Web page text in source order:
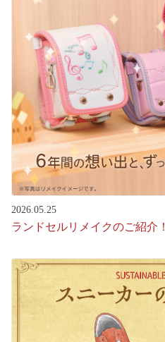
2026.05.25
ランドセルリメイクのご紹介！